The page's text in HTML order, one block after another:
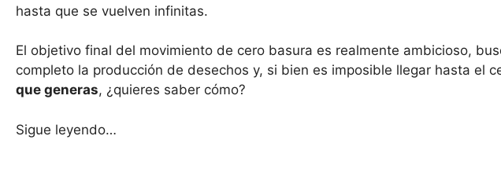
hasta que se vuelven infinitas.
El objetivo final del movimiento de cero basura es realmente ambicioso,
completo la producción de desechos y, si bien es imposible llegar hasta el
que generas, ¿quieres saber cómo?
Sigue leyendo…